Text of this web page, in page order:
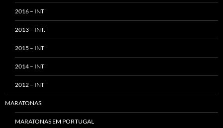
2016 – INT
2013 – INT.
2015 – INT
2014 – INT
2012 – INT
MARATONAS
MARATONAS EM PORTUGAL